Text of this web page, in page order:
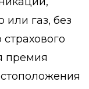
или газ, без
премия